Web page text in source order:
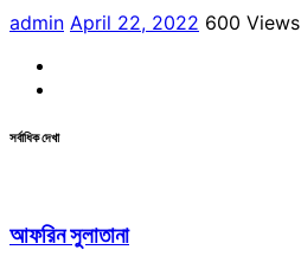
admin April 22, 2022 600 Views
সর্বাধিক দেখা
আফরিন সুলাতানা